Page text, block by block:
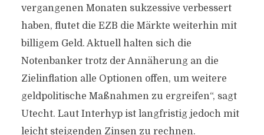
vergangenen Monaten sukzessive verbessert
haben, flutet die EZB die Märkte weiterhin mit
billigem Geld. Aktuell halten sich die
Notenbanker trotz der Annäherung an die
Zielinflation alle Optionen offen, um weitere
geldpolitische Maßnahmen zu ergreifen“, sagt
Utecht. Laut Interhyp ist langfristig jedoch mit
leicht steigenden Zinsen zu rechnen.